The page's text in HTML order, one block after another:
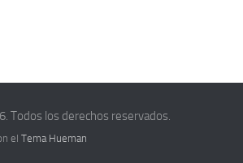
Todos los derechos reservados.
elTema Hueman